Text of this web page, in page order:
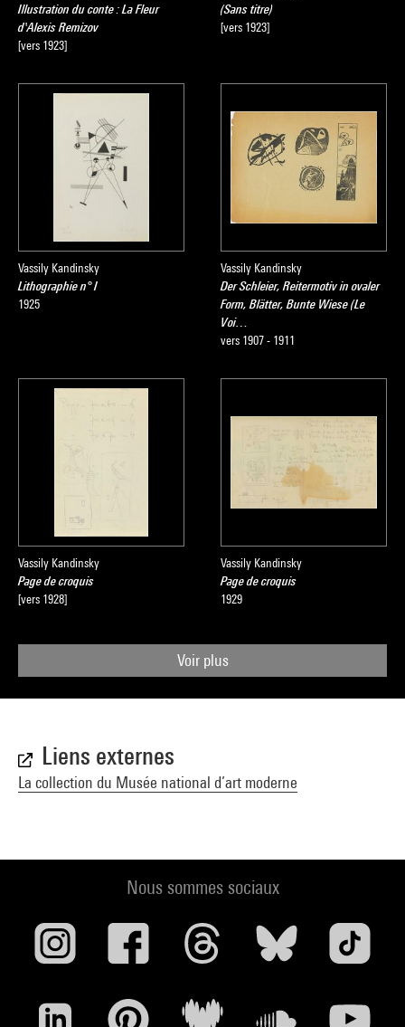
Illustration du conte : La Fleur
d'Alexis Remizov
[vers 1923]
(Sans titre)
[vers 1923]
Vassily Kandinsky
Lithographie n° I
1925
Vassily Kandinsky
Der Schleier, Reitermotiv in ovaler
Form, Blätter, Bunte Wiese (Le
Voi…
vers 1907 - 1911
Vassily Kandinsky
Page de croquis
[vers 1928]
Vassily Kandinsky
Page de croquis
1929
Voir plus
Liens externes
La collection du Musée national d’art moderne
Nous sommes sociaux